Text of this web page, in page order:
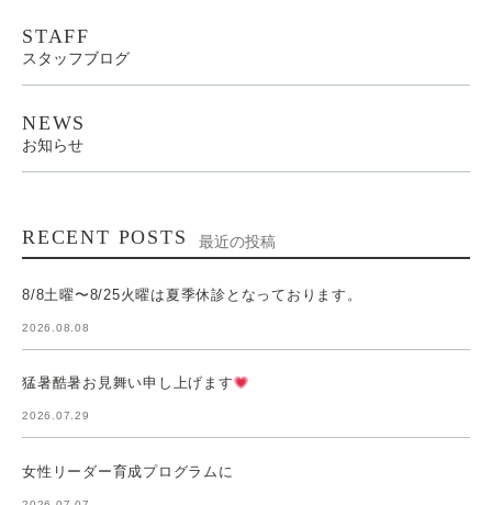
STAFF
スタッフブログ
NEWS
お知らせ
RECENT POSTS 最近の投稿
8/8土曜〜8/25火曜は夏季休診となっております。
2026.08.08
猛暑酷暑お見舞い申し上げます
2026.07.29
女性リーダー育成プログラムに